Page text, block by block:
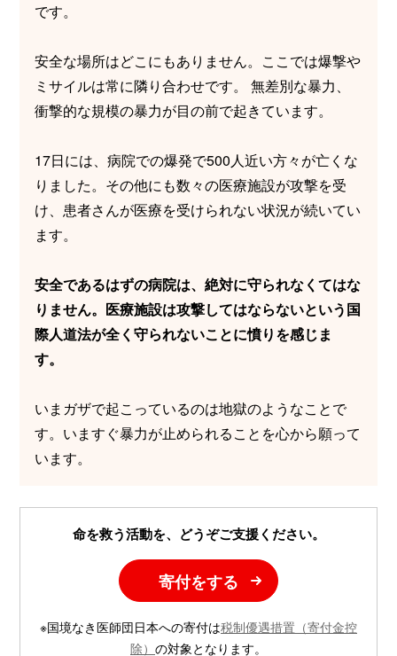
です。
安全な場所はどこにもありません。ここでは爆撃や
ミサイルは常に隣り合わせです。 無差別な暴力、
衝撃的な規模の暴力が目の前で起きています。
17日には、病院での爆発で500人近い方々が亡くな
りました。その他にも数々の医療施設が攻撃を受
け、患者さんが医療を受けられない状況が続いてい
ます。
安全であるはずの病院は、絶対に守られなくてはな
りません。医療施設は攻撃してはならないという国
際人道法が全く守られないことに憤りを感じま
す。
いまガザで起こっているのは地獄のようなことで
す。いますぐ暴力が止められることを心から願って
います。
命を救う活動を、どうぞご支援ください。
寄付をする
※国境なき医師団日本への寄付は税制優遇措置（寄付金控
除） の対象となります。